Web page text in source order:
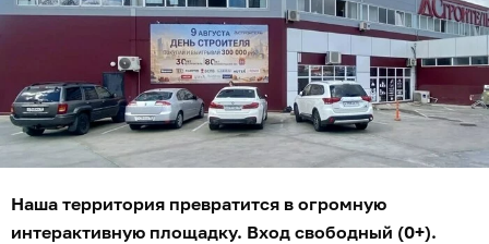
Наша территория превратится в огромную
интерактивную площадку. Вход свободный (0+).